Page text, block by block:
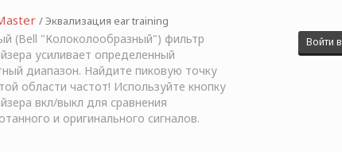
/ Эквализация ear training
(Bell "Колоколообразный") фильтр
усиливает определенный
диапазон. Найдите пиковую точку
области частот! Используйте кнопку
вкл/выкл для сравнения
и оригинального сигналов.
Войти